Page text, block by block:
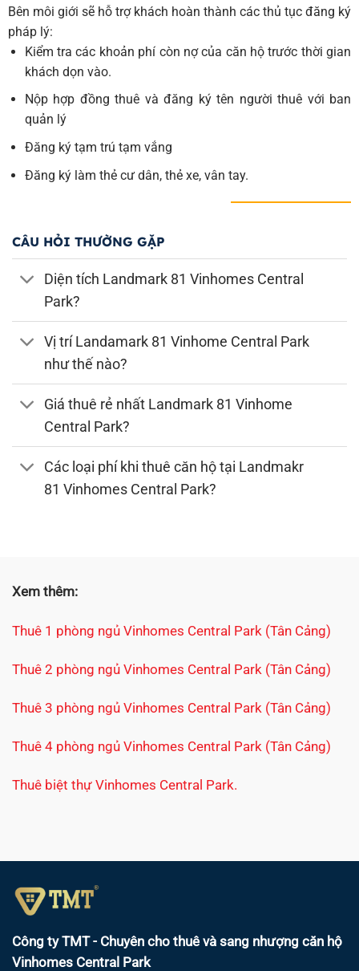
Bên môi giới sẽ hỗ trợ khách hoàn thành các thủ tục đăng ký
pháp lý:
Kiểm tra các khoản phí còn nợ của căn hộ trước thời gian
khách dọn vào.
Nộp hợp đồng thuê và đăng ký tên người thuê với ban
quản lý
Đăng ký tạm trú tạm vắng
Đăng ký làm thẻ cư dân, thẻ xe, vân tay.
CÂU HỎI THƯỜNG GẶP
Diện tích Landmark 81 Vinhomes Central
Park?
Vị trí Landamark 81 Vinhome Central Park
như thế nào?
Giá thuê rẻ nhất Landmark 81 Vinhome
Central Park?
Các loại phí khi thuê căn hộ tại Landmakr
81 Vinhomes Central Park?
Xem thêm:
Thuê 1 phòng ngủ Vinhomes Central Park (Tân Cảng)
Thuê 2 phòng ngủ Vinhomes Central Park (Tân Cảng)
Thuê 3 phòng ngủ Vinhomes Central Park (Tân Cảng)
Thuê 4 phòng ngủ Vinhomes Central Park (Tân Cảng)
Thuê biệt thự Vinhomes Central Park.
Công ty TMT - Chuyên cho thuê và sang nhượng căn hộ
Vinhomes Central Park